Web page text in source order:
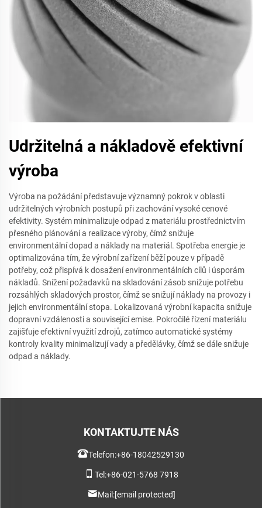
Udržitelná a nákladově efektivní
výroba
Výroba na požádání představuje významný pokrok v oblasti
udržitelných výrobních postupů při zachování vysoké cenové
efektivity. Systém minimalizuje odpad z materiálu prostřednictvím
přesného plánování a realizace výroby, čímž snižuje
environmentální dopad a náklady na materiál. Spotřeba energie je
optimalizována tím, že výrobní zařízení běží pouze v případě
potřeby, což přispívá k dosažení environmentálních cílů i úsporám
nákladů. Snížení požadavků na skladování zásob snižuje potřebu
rozsáhlých skladových prostor, čímž se snižují náklady na provozy i
jejich environmentální stopa. Lokalizovaná výrobní kapacita snižuje
dopravní vzdálenosti a související emise. Pokročilé řízení materiálu
zajišťuje efektivní využití zdrojů, zatímco automatické systémy
kontroly kvality minimalizují vady a předělávky, čímž se dále snižuje
odpad a náklady.
KONTAKTUJTE NÁS
Telefon:+86-18042529130
Tel:+86-021-5768 7918
Mail:[email protected]